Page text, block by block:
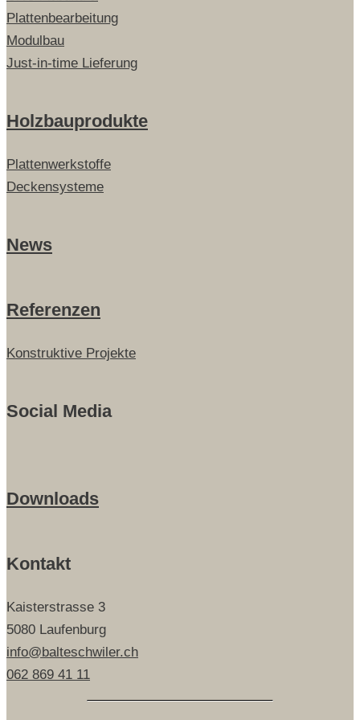
Plattenbearbeitung
Modulbau
Just-in-time Lieferung
Holzbauprodukte
Plattenwerkstoffe
Deckensysteme
News
Referenzen
Konstruktive Projekte
Social Media
Downloads
Kontakt
Kaisterstrasse 3
5080 Laufenburg
info@balteschwiler.ch
062 869 41 11